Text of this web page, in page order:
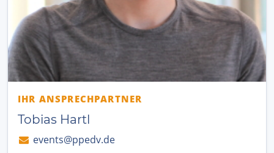
IHR ANSPRECHPARTNER
Tobias Hartl
events@ppedv.de